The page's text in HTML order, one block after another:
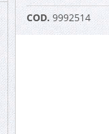
COD.9992514